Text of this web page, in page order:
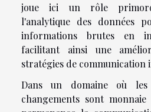
joue ici un rôle
l'analytique des données
informations brutes en
facilitant ainsi une
stratégies de communication
Dans un domaine où
changements sont